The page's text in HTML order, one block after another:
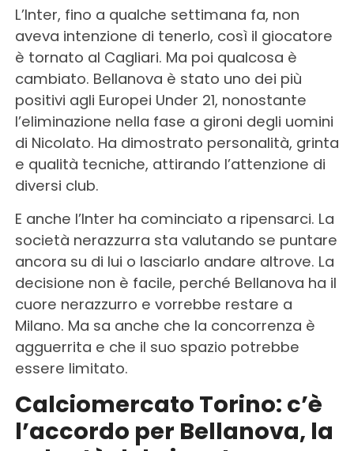
L’Inter, fino a qualche settimana fa, non
aveva intenzione di tenerlo, così il giocatore
è tornato al Cagliari. Ma poi qualcosa è
cambiato. Bellanova è stato uno dei più
positivi agli Europei Under 21, nonostante
l’eliminazione nella fase a gironi degli uomini
di Nicolato. Ha dimostrato personalità, grinta
e qualità tecniche, attirando l’attenzione di
diversi club.
E anche l’Inter ha cominciato a ripensarci. La
società nerazzurra sta valutando se puntare
ancora su di lui o lasciarlo andare altrove. La
decisione non è facile, perché Bellanova ha il
cuore nerazzurro e vorrebbe restare a
Milano. Ma sa anche che la concorrenza è
agguerrita e che il suo spazio potrebbe
essere limitato.
Calciomercato Torino: c’è
l’accordo per Bellanova, la